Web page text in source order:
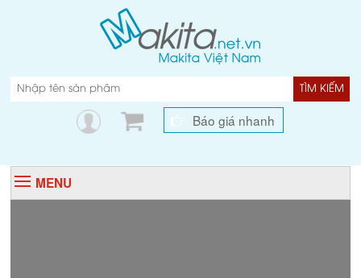
TÌM KIẾM
Báo giá nhanh
MENU